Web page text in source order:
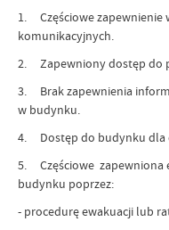
1. Częściowe zapewnienie
komunikacyjnych.
2. Zapewniony dostęp do
3. Brak zapewnienia
w budynku.
4. Dostęp do budynku dla
5. Częściowe zapewniona
budynku poprzez:
- procedurę ewakuacji lub